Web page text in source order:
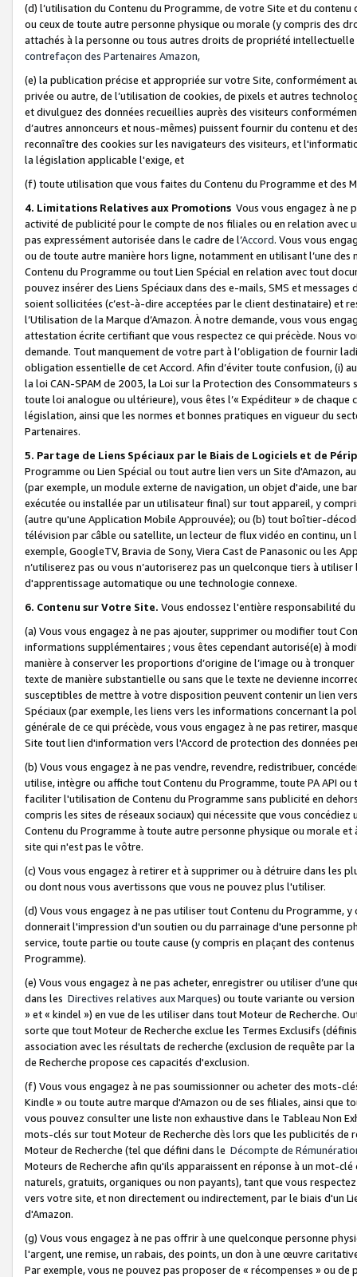
(d) l’utilisation du Contenu du Programme, de votre Site et du
ou ceux de toute autre personne physique ou morale (y compris des
attachés à la personne ou tous autres droits de propriété
contrefaçon des Partenaires Amazon,
(e) la publication précise et appropriée sur votre Site, conformément
privée ou autre, de l’utilisation de cookies, de pixels et autres
et divulguez des données recueillies auprès des visiteurs
d’autres annonceurs et nous-mêmes) puissent fournir du contenu et
reconnaître des cookies sur les navigateurs des visiteurs, et
la législation applicable l'exige, et
(f) toute utilisation que vous faites du Contenu du Programme et des
4. Limitations Relatives aux Promotions Vous vous engagez à ne
activité de publicité pour le compte de nos filiales ou en relation avec
pas expressément autorisée dans le cadre de l’Accord. Vous vous
ou de toute autre manière hors ligne, notamment en utilisant l’une
Contenu du Programme ou tout Lien Spécial en relation avec tout
pouvez insérer des Liens Spéciaux dans des e-mails, SMS et
soient sollicitées (c’est-à-dire acceptées par le client destinataire) et
l’Utilisation de la Marque d’Amazon. À notre demande, vous vous
attestation écrite certifiant que vous respectez ce qui précède. Nous
demande. Tout manquement de votre part à l’obligation de fournir
obligation essentielle de cet Accord. Afin d’éviter toute confusion, (i)
la loi CAN-SPAM de 2003, la Loi sur la Protection des
toute loi analogue ou ultérieure), vous êtes l’« Expéditeur » de
législation, ainsi que les normes et bonnes pratiques en vigueur du
Partenaires.
5. Partage de Liens Spéciaux par le Biais de Logiciels et de
Programme ou Lien Spécial ou tout autre lien vers un Site d'Amazon,
(par exemple, un module externe de navigation, un objet d'aide, une
exécutée ou installée par un utilisateur final) sur tout appareil, y
(autre qu'une Application Mobile Approuvée); ou (b) tout boîtier-
télévision par câble ou satellite, un lecteur de flux vidéo en continu,
exemple, GoogleTV, Bravia de Sony, Viera Cast de Panasonic ou les
n’utiliserez pas ou vous n’autoriserez pas un quelconque tiers à
d'apprentissage automatique ou une technologie connexe.
6. Contenu sur Votre Site. Vous endossez l'entière responsabilité
(a) Vous vous engagez à ne pas ajouter, supprimer ou modifier tout
informations supplémentaires ; vous êtes cependant autorisé(e) à
manière à conserver les proportions d’origine de l’image ou à
texte de manière substantielle ou sans que le texte ne devienne
susceptibles de mettre à votre disposition peuvent contenir un lien
Spéciaux (par exemple, les liens vers les informations concernant la
générale de ce qui précède, vous vous engagez à ne pas retirer,
Site tout lien d'information vers l'Accord de protection des données
(b) Vous vous engagez à ne pas vendre, revendre, redistribuer,
utilise, intègre ou affiche tout Contenu du Programme, toute PA API
faciliter l'utilisation de Contenu du Programme sans publicité en
compris les sites de réseaux sociaux) qui nécessite que vous
Contenu du Programme à toute autre personne physique ou morale
site qui n'est pas le vôtre.
(c) Vous vous engagez à retirer et à supprimer ou à détruire dans les
ou dont nous vous avertissons que vous ne pouvez plus l'utiliser.
(d) Vous vous engagez à ne pas utiliser tout Contenu du Programme,
donnerait l'impression d'un soutien ou du parrainage d'une personne
service, toute partie ou toute cause (y compris en plaçant des
Programme).
(e) Vous vous engagez à ne pas acheter, enregistrer ou utiliser d’une
dans les Directives relatives aux Marques) ou toute variante ou
» et « kindel ») en vue de les utiliser dans tout Moteur de Recherche.
sorte que tout Moteur de Recherche exclue les Termes Exclusifs
association avec les résultats de recherche (exclusion de requête
de Recherche propose ces capacités d'exclusion.
(f) Vous vous engagez à ne pas soumissionner ou acheter des mots-
Kindle » ou toute autre marque d'Amazon ou de ses filiales, ainsi que
vous pouvez consulter une liste non exhaustive dans le Tableau Non
mots-clés sur tout Moteur de Recherche dès lors que les publicités de
Moteur de Recherche (tel que défini dans le Décompte de
Moteurs de Recherche afin qu'ils apparaissent en réponse à un mot-
naturels, gratuits, organiques ou non payants), tant que vous
vers votre site, et non directement ou indirectement, par le biais d'un
d'Amazon.
(g) Vous vous engagez à ne pas offrir à une quelconque personne
l'argent, une remise, un rabais, des points, un don à une œuvre
Par exemple, vous ne pouvez pas proposer de « récompenses » ou